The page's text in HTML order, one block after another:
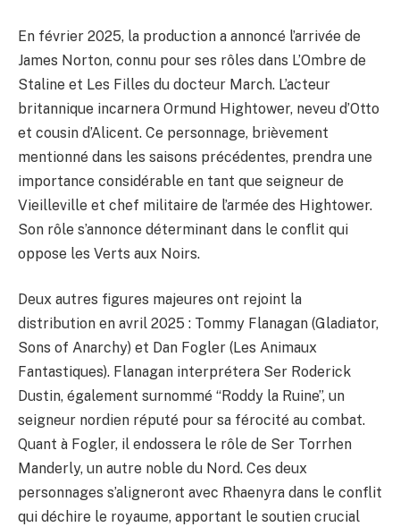
En février 2025, la production a annoncé l’arrivée de
James Norton, connu pour ses rôles dans L’Ombre de
Staline et Les Filles du docteur March. L’acteur
britannique incarnera Ormund Hightower, neveu d’Otto
et cousin d’Alicent. Ce personnage, brièvement
mentionné dans les saisons précédentes, prendra une
importance considérable en tant que seigneur de
Vieilleville et chef militaire de l’armée des Hightower.
Son rôle s’annonce déterminant dans le conflit qui
oppose les Verts aux Noirs.
Deux autres figures majeures ont rejoint la
distribution en avril 2025 : Tommy Flanagan (Gladiator,
Sons of Anarchy) et Dan Fogler (Les Animaux
Fantastiques). Flanagan interprétera Ser Roderick
Dustin, également surnommé “Roddy la Ruine”, un
seigneur nordien réputé pour sa férocité au combat.
Quant à Fogler, il endossera le rôle de Ser Torrhen
Manderly, un autre noble du Nord. Ces deux
personnages s’aligneront avec Rhaenyra dans le conflit
qui déchire le royaume, apportant le soutien crucial